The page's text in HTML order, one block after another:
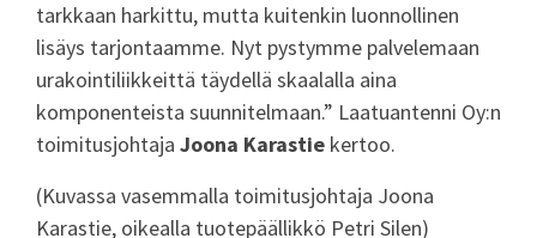
tarkkaan harkittu, mutta kuitenkin luonnollinen
lisäys tarjontaamme. Nyt pystymme palvelemaan
urakointiliikkeittä täydellä skaalalla aina
komponenteista suunnitelmaan.” Laatuantenni Oy:n
toimitusjohtaja Joona Karastie kertoo.
(Kuvassa vasemmalla toimitusjohtaja Joona
Karastie, oikealla tuotepäällikkö Petri Silen)